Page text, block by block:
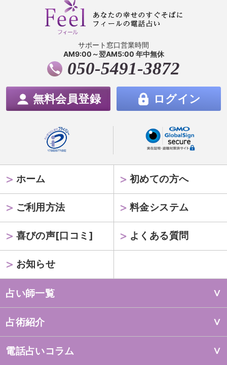
サポート窓口営業時間
AM9:00～翌AM5:00 年中無休
050-5491-3872
無料会員登録 ログイン
ホーム 初めての方へ
ご利用方法 料金システム
喜びの声[口コミ] よくある質問
お知らせ
占い師一覧
占術紹介
電話占いコラム